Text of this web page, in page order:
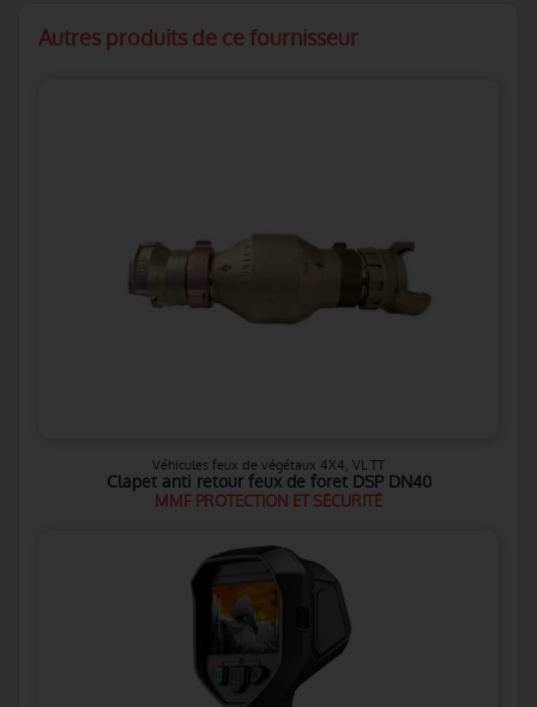
Autres produits de ce fournisseur
Véhicules feux de végétaux 4X4, VL TT
Clapet anti retour feux de foret DSP DN40
MMF PROTECTION ET SÉCURITÉ